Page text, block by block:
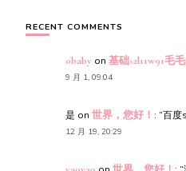
RECENT COMMENTS
obaby on 基础s2l11w91毛
9 月 1, 09:04
是 on 世界，您好！ : “百度
12 月 19, 20:29